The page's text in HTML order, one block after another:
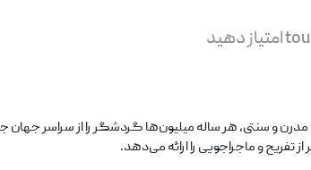
و سنتی، هر ساله میلیون‌ها گردشگر را از سراسر
و ماجراجویی را ارائه می‌دهد.